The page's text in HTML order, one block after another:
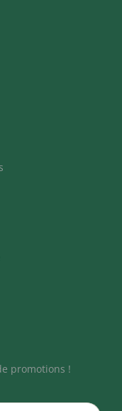
promotions !